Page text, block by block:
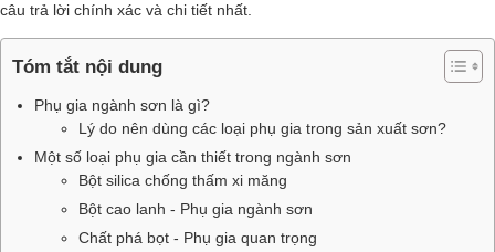
câu trả lời chính xác và chi tiết nhất.
Tóm tắt nội dung
Phụ gia ngành sơn là gì?
Lý do nên dùng các loại phụ gia trong sản xuất sơn?
Một số loại phụ gia cần thiết trong ngành sơn
Bột silica chống thấm xi măng
Bột cao lanh - Phụ gia ngành sơn
Chất phá bọt - Phụ gia quan trọng